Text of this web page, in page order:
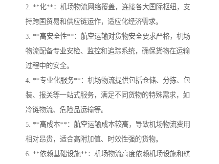
2. **化**：机场物流网络覆盖，连接各大国际枢纽，支
持跨国贸易和供应链运作，适应化经济需求。
3. **高安全性**：航空运输对货物安全要求严格，机场
物流配备专业安检、监控和追踪系统，确保货物在运输
过程中的安全。
4. **专业化服务**：机场物流提供包括仓储、分拣、包
装、报关等一站式服务，满足不同货物的特殊需求，如
冷链物流、危险品运输等。
5. **高成本**：航空运输成本较高，导致机场物流费用
相对昂贵，适合高附加值、时效性强的货物。
6. **依赖基础设施**：机场物流高度依赖机场设施和航